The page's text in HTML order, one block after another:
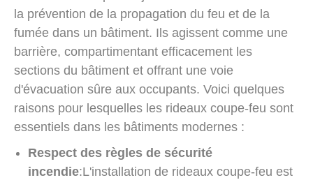
la prévention de la propagation du feu et de la
fumée dans un bâtiment. Ils agissent comme une
barrière, compartimentant efficacement les
sections du bâtiment et offrant une voie
d'évacuation sûre aux occupants. Voici quelques
raisons pour lesquelles les rideaux coupe-feu sont
essentiels dans les bâtiments modernes :
Respect des règles de sécurité
incendie:L'installation de rideaux coupe-feu est